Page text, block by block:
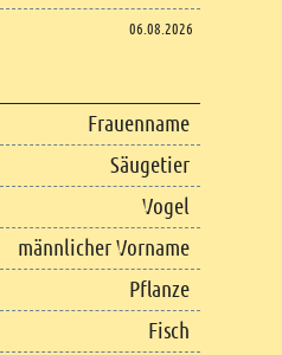
06.08.2026
Frauenname
Säugetier
Vogel
männlicher Vorname
Pflanze
Fisch